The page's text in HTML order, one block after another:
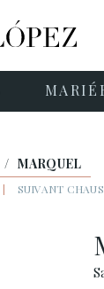
/ MARQUEL
| SUIVANT